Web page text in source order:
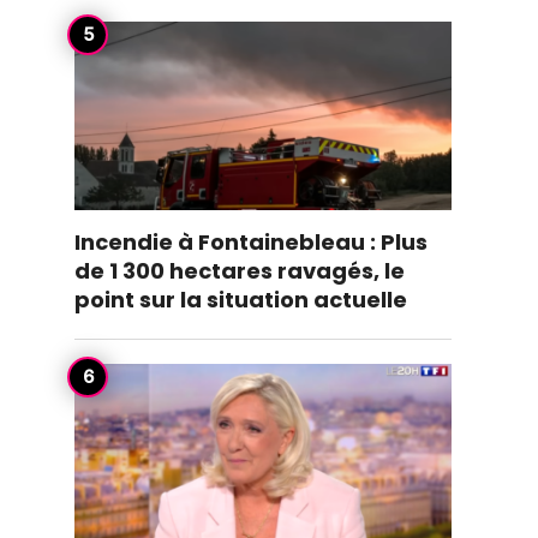
Incendie à Fontainebleau : Plus
de 1 300 hectares ravagés, le
point sur la situation actuelle